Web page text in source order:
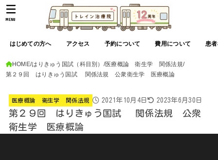
はじめての方へ アクセス 予約について 費用について 患
MENU
HOME はりきゅう国試（科目別）
医療概論 衛生学 関係法規
第２９回 はりきゅう国試 関係法規 公衆衛生学 医療概論
医療概論 衛生学 関係法規 2021年10月4日 2023年6月30日
第２９回 はりきゅう国試 関係法規 公衆
衛生学 医療概論